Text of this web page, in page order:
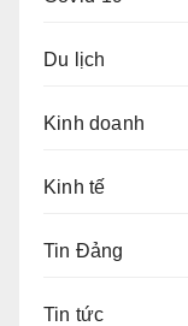
Du lịch
Kinh doanh
Kinh tế
Tin Đảng
Tin tức